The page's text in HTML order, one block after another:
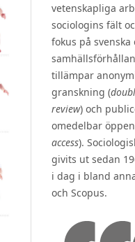
vetenskapliga
sociologins fält
fokus på svenska
tillämpar
granskning (
review) och
omedelbar
access).
givits ut sedan
i dag i bland
och Scopus.